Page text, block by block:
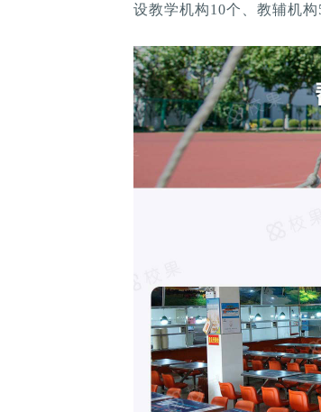
设教学机构10个、教辅机